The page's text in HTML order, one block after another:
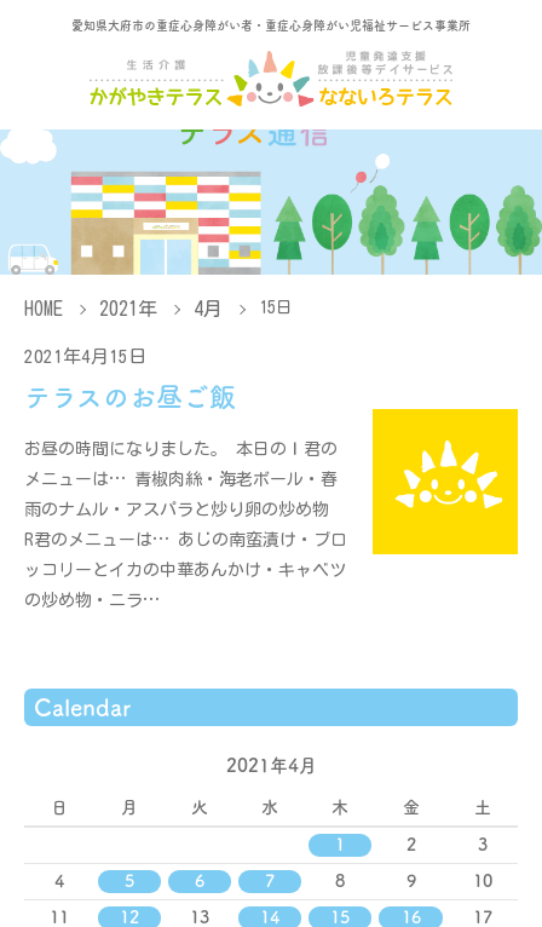
愛知県大府市の重症心身障がい者・重症心身障がい児福祉サービス事業所
HOME 2021年 4月 15日
2021年4月15日
テラスのお昼ご飯
お昼の時間になりました。 本日のＩ君の
メニューは… 青椒肉絲・海老ボール・春
雨のナムル・アスパラと炒り卵の炒め物
R君のメニューは… あじの南蛮漬け・ブロ
ッコリーとイカの中華あんかけ・キャベツ
の炒め物・ニラ…
Calendar
2021年4月
日 月 火 水 木 金 土
1 2 3
4 5 6 7 8 9 10
11 12 13 14 15 16 17